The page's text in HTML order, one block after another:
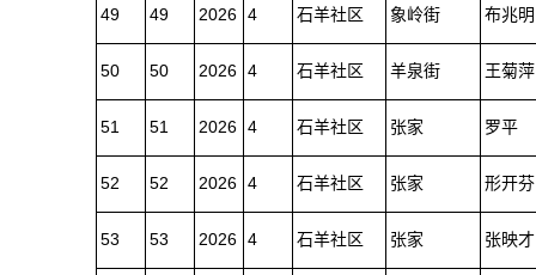
49 49 2026 4 石羊社区 象岭街 布兆明
50 50 2026 4 石羊社区 羊泉街 王菊萍
51 51 2026 4 石羊社区 张家 罗平
52 52 2026 4 石羊社区 张家 形开芬
53 53 2026 4 石羊社区 张家 张映才